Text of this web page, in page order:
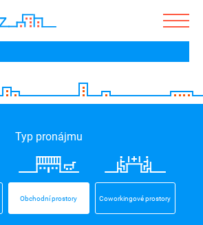
Typ pronájmu
Obchodní prostory Coworkingové prostory